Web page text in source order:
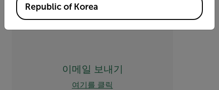
이메일 보내기
여기를 클릭
Republic of Korea